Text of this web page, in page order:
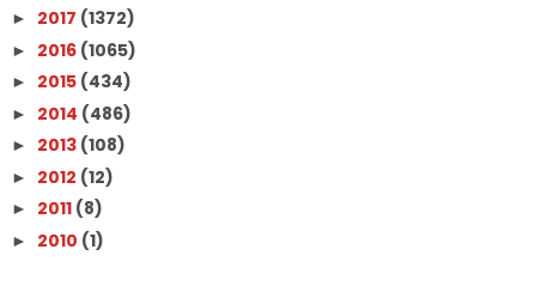
► 2017 (1372)
► 2016 (1065)
► 2015 (434)
► 2014 (486)
► 2013 (108)
► 2012 (12)
► 2011 (8)
► 2010 (1)